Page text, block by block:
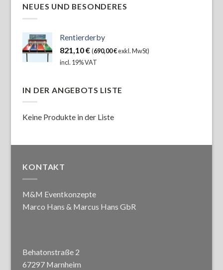
NEUES UND BESONDERES
Rentierderby
821,10€ (690,00€exkl. MwSt)
incl. 19% VAT
IN DER ANGEBOTS LISTE
Keine Produkte in der Liste
KONTAKT
M&M Eventkonzepte
Marco Hans & Marcus Hans GbR
Behatonstraße 2
67297 Marnheim